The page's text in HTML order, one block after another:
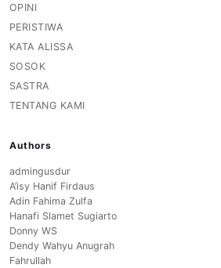
OPINI
PERISTIWA
KATA ALISSA
SOSOK
SASTRA
TENTANG KAMI
Authors
admingusdur
A’isy Hanif Firdaus
Adin Fahima Zulfa
Hanafi Slamet Sugiarto
Donny WS
Dendy Wahyu Anugrah
Fahrullah